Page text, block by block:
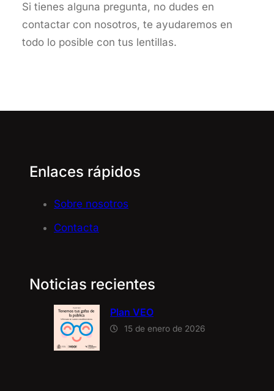
Si tienes alguna pregunta, no dudes en
contactar con nosotros, te ayudaremos en
todo lo posible con tus lentillas.
Enlaces rápidos
Sobre nosotros
Contacta
Noticias recientes
Plan VEO
15 de enero de 2026